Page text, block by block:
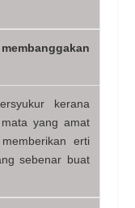
kerana
yang amat
erti
sebenar buat